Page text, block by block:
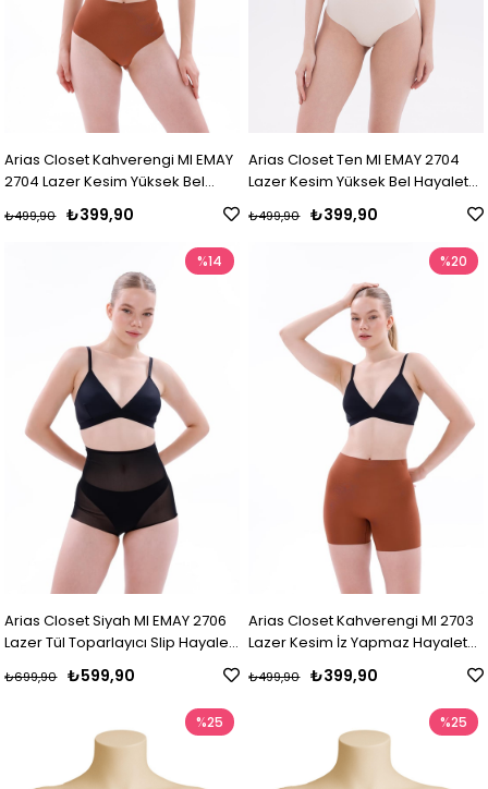
Arias Closet Kahverengi MI EMAY
2704 Lazer Kesim Yüksek Bel
Hayalet Külot
₺399,90
₺499,90
Arias Closet Ten MI EMAY 2704
Lazer Kesim Yüksek Bel Hayalet
₺399,90
₺499,90
Arias Closet Siyah MI EMAY 2706
Lazer Tül Toparlayıcı Slip Hayalet
₺599,90
₺699,90
%14
Arias Closet Kahverengi MI 2703
Lazer Kesim İz Yapmaz Hayalet
₺399,90
₺499,90
%20
%25 %25